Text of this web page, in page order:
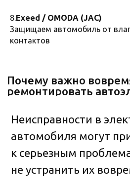
8.Exeed / OMODA (JAC)
Защищаем автомобиль от
контактов
Чем раньше выя вить и
Записаться на